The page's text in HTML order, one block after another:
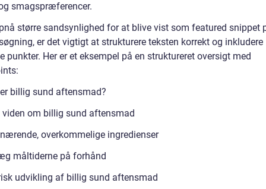
smagspræferencer.
større sandsynlighed for at blive vist som featured snippet
er det vigtigt at strukturere teksten korrekt og inkludere
punkter. Her er et eksempel på en struktureret oversigt med
billig sund aftensmad?
om billig sund aftensmad
overkommelige ingredienser
måltiderne på forhånd
udvikling af billig sund aftensmad